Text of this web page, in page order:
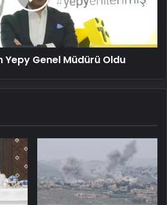
Yepy Genel Müdürü Oldu